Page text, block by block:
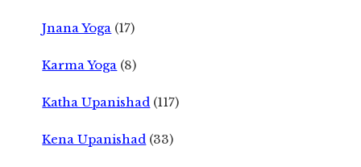
Jnana Yoga (17)
Karma Yoga (8)
Katha Upanishad (117)
Kena Upanishad (33)